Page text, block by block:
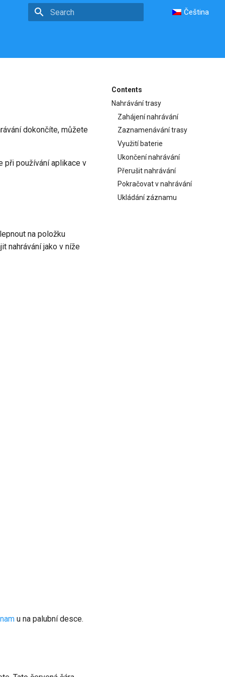
Čeština
Contents
Nahrávání trasy
Zahájení nahrávání
Zaznamenávání trasy
Využití baterie
Ukončení nahrávání
Přerušit nahrávání
Pokračovat v nahrávání
Ukládání záznamu
dokončíte, můžete
při používání aplikace v
na položku
nahrávání jako v níže
u na palubní desce.